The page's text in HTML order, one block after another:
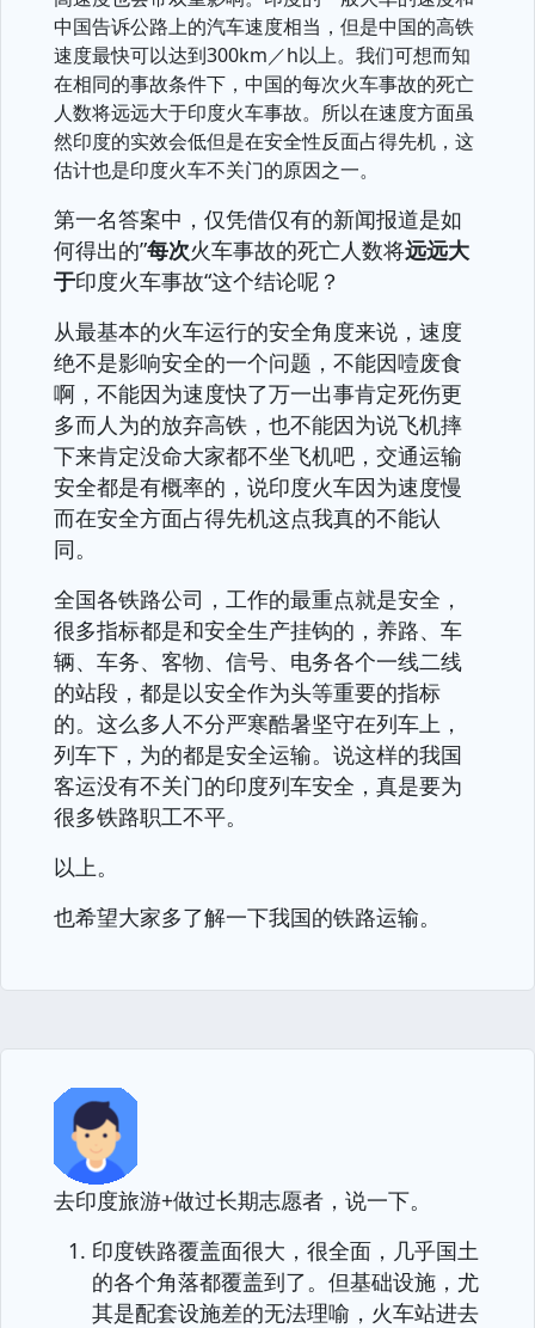
中国告诉公路上的汽车速度相当，但是中国的高铁
速度最快可以达到300km／h以上。我们可想而知
在相同的事故条件下，中国的每次火车事故的死亡
人数将远远大于印度火车事故。所以在速度方面虽
然印度的实效会低但是在安全性反面占得先机，这
估计也是印度火车不关门的原因之一。
第一名答案中，仅凭借仅有的新闻报道是如
何得出的”每次火车事故的死亡人数将远远大
于印度火车事故“这个结论呢？
从最基本的火车运行的安全角度来说，速度
绝不是影响安全的一个问题，不能因噎废食
啊，不能因为速度快了万一出事肯定死伤更
多而人为的放弃高铁，也不能因为说飞机摔
下来肯定没命大家都不坐飞机吧，交通运输
安全都是有概率的，说印度火车因为速度慢
而在安全方面占得先机这点我真的不能认
同。
全国各铁路公司，工作的最重点就是安全，
很多指标都是和安全生产挂钩的，养路、车
辆、车务、客物、信号、电务各个一线二线
的站段，都是以安全作为头等重要的指标
的。这么多人不分严寒酷暑坚守在列车上，
列车下，为的都是安全运输。说这样的我国
客运没有不关门的印度列车安全，真是要为
很多铁路职工不平。
以上。
也希望大家多了解一下我国的铁路运输。
去印度旅游+做过长期志愿者，说一下。
印度铁路覆盖面很大，很全面，几乎国土
的各个角落都覆盖到了。但基础设施，尤
其是配套设施差的无法理喻，火车站进去